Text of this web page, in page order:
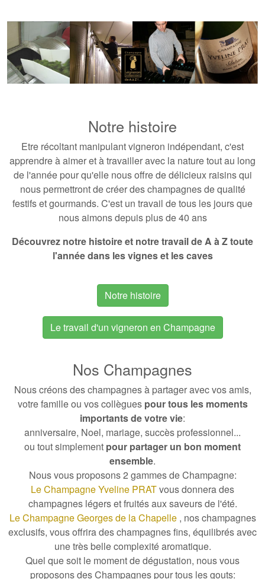
Notre histoire
Etre récoltant manipulant vigneron indépendant, c'est
apprendre à aimer et àtravailler avec la nature tout au long
de l'annéepour qu'elle nous offre de délicieux raisins qui
nous permettront de créer deschampagnes de qualité
festifs et gourmands. C'est un travail de tous les jours que
nous aimons depuis plus de 40 ans
Découvrez notre histoire et notre travail de A à Z toute
l'année dans les vignes et les caves
Notre histoire
Le travail d'un vigneron en Champagne
Nos Champagnes
Nous créons des champagnes à partager avec vos amis,
votre famille ou vos collègues pour tous les moments
importants de votre vie:
anniversaire, Noel, mariage, succès professionnel...
ou tout simplement pour partager un bon moment
ensemble.
Nous vous proposons 2 gammes de Champagne:
Le Champagne Yveline PRATvous donnerades
champagnes légers et fruités aux saveurs de l'été.
Le Champagne Georges de la Chapelle , nos champagnes
exclusifs, vous offrirades champagnes fins, équilibrés avec
une très belle complexité aromatique.
Quel que soit le moment de dégustation, nous vous
proposons des Champagnes pour tous les gouts: